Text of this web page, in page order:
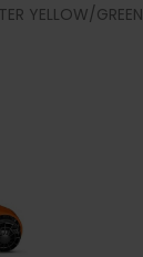
YELLOW/GREEN